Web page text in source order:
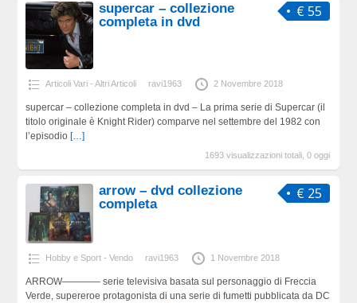
€ 55
supercar – collezione
completa in dvd
Articoli Vari - Altri Articoli ravi1963 2 Novembre 2018
supercar – collezione completa in dvd – La prima serie di Supercar (il
titolo originale è Knight Rider) comparve nel settembre del 1982 con
l’episodio […]
1693 visualizzazioni totali, 0 oggi
€ 25
arrow – dvd collezione
completa
Hobby e Sport - Vendo ravi1963 1 Novembre 2018
ARROW———— serie televisiva basata sul personaggio di Freccia
Verde, supereroe protagonista di una serie di fumetti pubblicata da DC